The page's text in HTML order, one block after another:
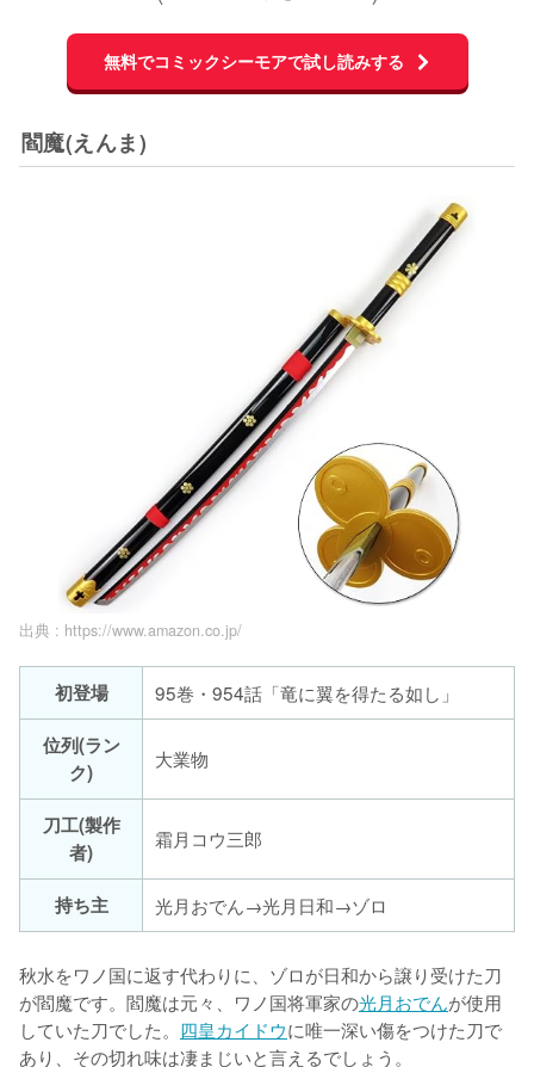
無料でコミックシーモアで試し読みする
閻魔(えんま)
出典 : https://www.amazon.co.jp/
初登場
95巻・954話「竜に翼を得たる如し」
位列(ラン
ク)
大業物
刀工(製作
者)
霜月コウ三郎
持ち主 光月おでん→光月日和→ゾロ
秋水をワノ国に返す代わりに、ゾロが日和から譲り受けた刀
が閻魔です。閻魔は元々、ワノ国将軍家の光月おでんが使用
していた刀でした。 四皇カイドウに唯一深い傷をつけた刀で
あり、その切れ味は凄まじいと言えるでしょう。